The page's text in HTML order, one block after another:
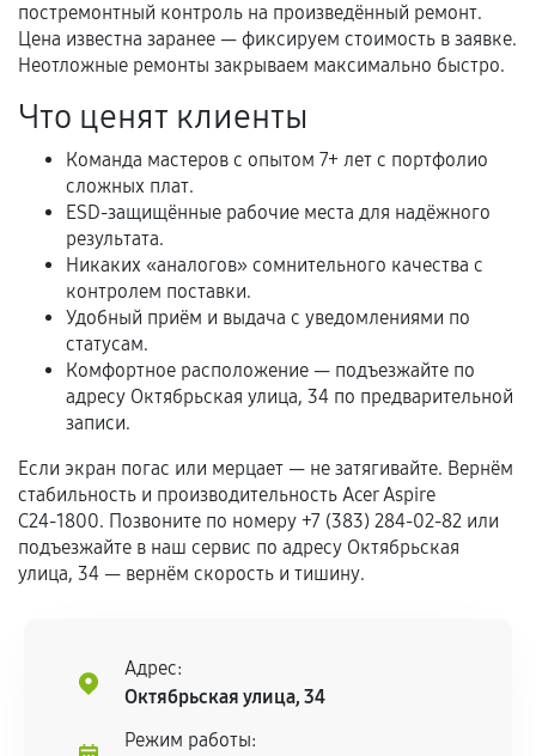
механические повреждения, попадание влаги,
перегрев, коррозия.
третьих лиц.
Естественный износ деталей, если иное не
предусмотрено отдельно.
Обращение после окончания гарантийного
срока.
Программные сбои, если это не указано в
отдельных условиях.
Если комплектующие куплены
Гарантия на выполненные работы может
сохраняться полностью или частично, если
соблюдены следующие условия:
Предоставленные детали подходят по
Установка была выполнена нашим сервисным
При этом гарантия на сами комплектующие
постремонтный контроль на произведённый ремонт.
Цена известна заранее — фиксируем стоимость в заявке.
Неотложные ремонты закрываем максимально быстро.
Что ценят клиенты
Команда мастеров с опытом 7+ лет с портфолио
сложных плат.
ESD-защищённые рабочие места для надёжного
результата.
Никаких «аналогов» сомнительного качества с
контролем поставки.
Удобный приём и выдача с уведомлениями по
статусам.
Комфортное расположение — подъезжайте по
адресу Октябрьская улица, 34 по предварительной
записи.
Если экран погас или мерцает — не затягивайте. Вернём
стабильность и производительность Acer Aspire
C24‑1800. Позвоните по номеру +7 (383) 284-02-82 или
подъезжайте в наш сервис по адресу Октябрьская
улица, 34 — вернём скорость и тишину.
Адрес:
Октябрьская улица, 34
Режим работы: